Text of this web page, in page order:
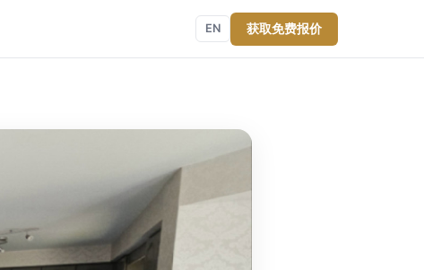
EN 获取免费报价